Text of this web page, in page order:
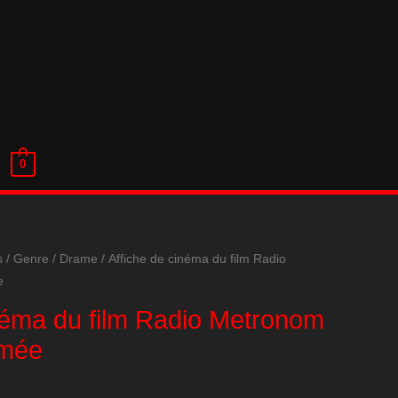
0
/ Genre / Drame / Affiche de cinéma du film Radio
du film Radio Metronom